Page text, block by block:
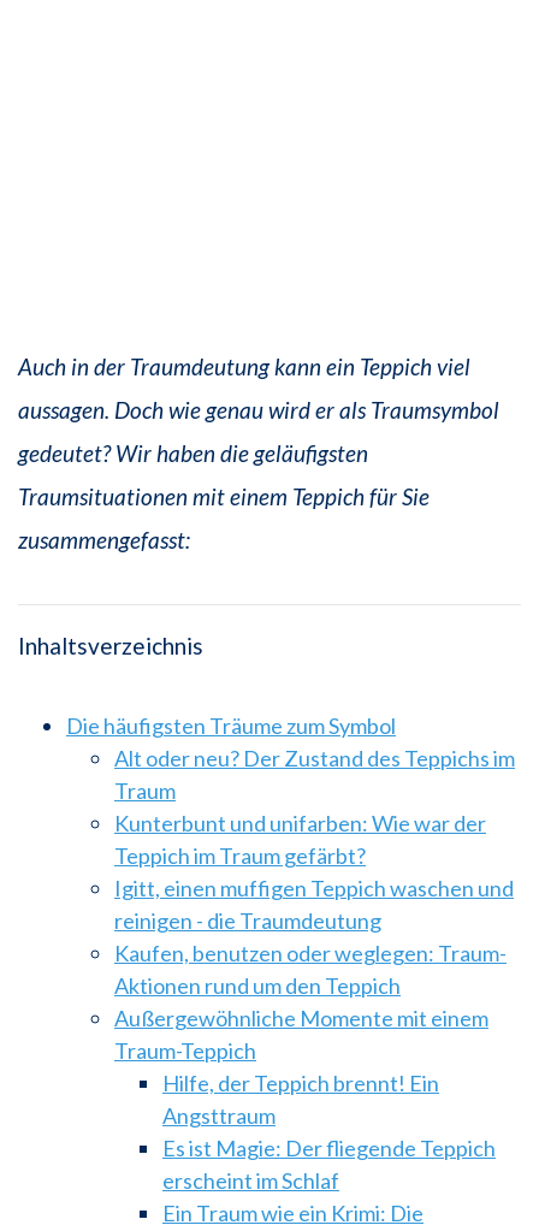
Auch in der Traumdeutung kann ein Teppich viel
aussagen. Doch wie genau wird er als Traumsymbol
gedeutet? Wir haben die geläufigsten
Traumsituationen mit einem Teppich für Sie
zusammengefasst:
Inhaltsverzeichnis
Die häufigsten Träume zum Symbol
Alt oder neu? Der Zustand des Teppichs im
Traum
Kunterbunt und unifarben: Wie war der
Teppich im Traum gefärbt?
Igitt, einen muffigen Teppich waschen und
reinigen - die Traumdeutung
Kaufen, benutzen oder weglegen: Traum-
Aktionen rund um den Teppich
Außergewöhnliche Momente mit einem
Traum-Teppich
Hilfe, der Teppich brennt! Ein
Angsttraum
Es ist Magie: Der fliegende Teppich
erscheint im Schlaf
Ein Traum wie ein Krimi: Die